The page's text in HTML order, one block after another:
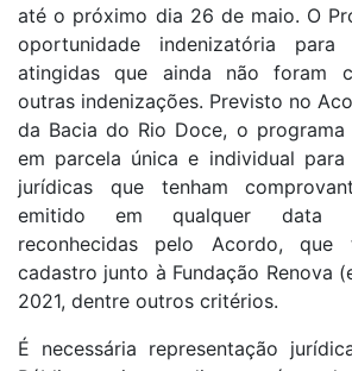
até o próximo dia 26 de maio. O
oportunidade indenizatória para
atingidas que ainda não foram
outras indenizações. Previsto no
da Bacia do Rio Doce, o
em parcela única e individual
jurídicas que tenham
emitido em qualquer data
reconhecidas pelo Acordo, que
cadastro junto à Fundação Renova
2021, dentre outros critérios.
É necessária representação